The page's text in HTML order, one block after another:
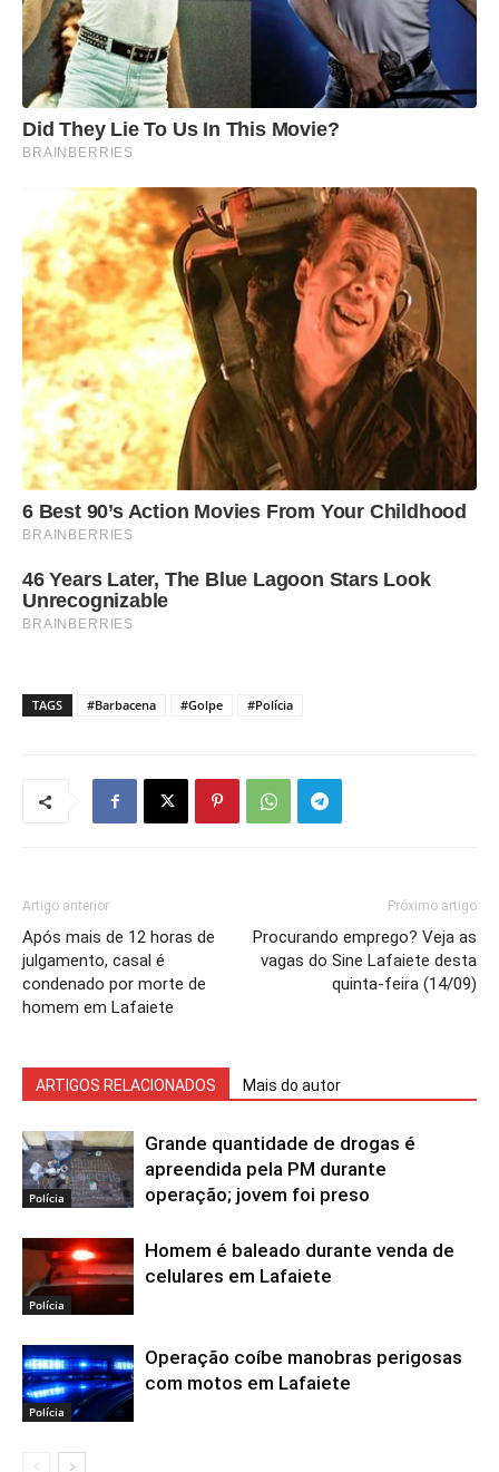
TAGS #Barbacena #Golpe #Polícia
Artigo anterior
Após mais de 12 horas de
julgamento, casal é
condenado por morte de
homem em Lafaiete
Próximo artigo
Procurando emprego? Veja as
vagas do Sine Lafaiete desta
quinta-feira (14/09)
ARTIGOS RELACIONADOS Mais do autor
Polícia
Grande quantidade de drogas é
apreendida pela PM durante
operação; jovem foi preso
Polícia
Homem é baleado durante venda de
celulares em Lafaiete
Polícia
Operação coíbe manobras perigosas
com motos em Lafaiete